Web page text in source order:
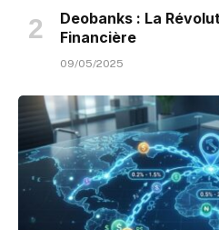
Deobanks : La
Financière
09/05/2025